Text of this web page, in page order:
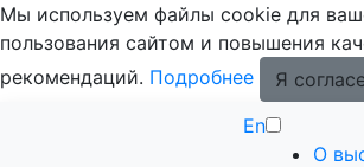
Мы используем файлы cookie для
пользования сайтом и повышения
рекомендаций. Подробнее
Я
En
О